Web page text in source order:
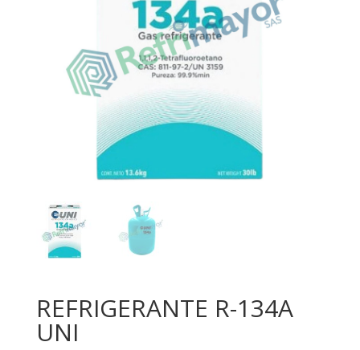
REFRIGERANTE R-134A
UNI